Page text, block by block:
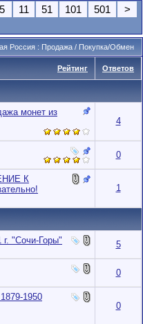
5 11 51 101 501
>
Россия : Продажа / Покупка/Обмен
Рейтинг Ответов
монет из
4
0
К
1
г. "Сочи-Горы" 5
0
1950
0